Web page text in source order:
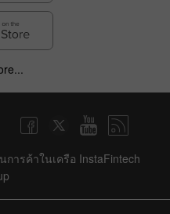
Actual
ารค้าในเครือ InstaFintech